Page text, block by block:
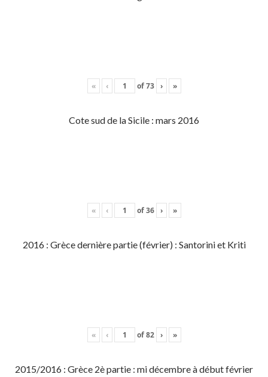
« ‹ of73 › »
Cote sud de la Sicile : mars 2016
« ‹ of36 › »
2016 : Grèce dernière partie (février) : Santorini et Kriti
« ‹ of82 › »
2015/2016 : Grèce 2è partie : mi décembre à début février